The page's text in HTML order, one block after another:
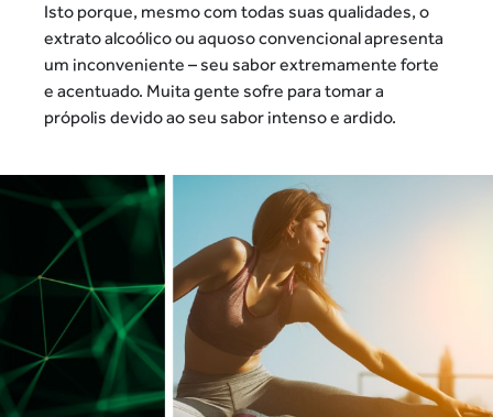
Isto porque, mesmo com todas suas qualidades, o
extrato alcoólicoou aquoso convencional apresenta
um inconveniente – seu saborextremamente forte
e acentuado. Muita gente sofre para tomara
própolis devido ao seu sabor intenso e ardido.